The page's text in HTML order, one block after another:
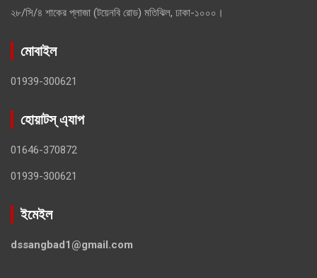
২৮/সি/৪ শাকের প্লাজা (টয়েনবি রোড) মতিঝিল, ঢাকা-১০০০।
মোবাইল
01939-300621
হোয়াটস্ এ্যাপ
01646-370872
01939-300621
ইমেইল
dssangbad1@gmail.com